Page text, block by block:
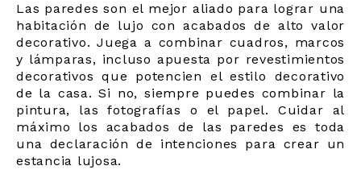
Las paredes son el mejor aliado para lograr una
habitación de lujo con acabados de alto valor
decorativo. Juega a combinar cuadros, marcos
y lámparas, incluso apuesta por revestimientos
decorativos que potencien el estilo decorativo
de la casa. Si no, siempre puedes combinar la
pintura, las fotografías o el papel. Cuidar al
máximo los acabados de las paredes es toda
una declaración de intenciones para crear un
estancia lujosa.